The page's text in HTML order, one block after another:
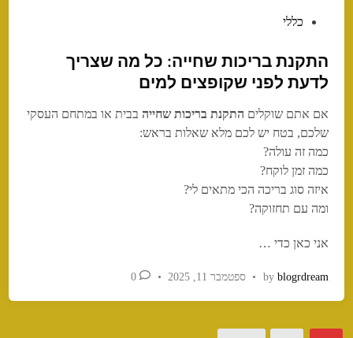
s
t
d
i
n
כללי
התקנת בריכות שחייה: כל מה שצריך
לדעת לפני שקופצים למים
אם אתם שוקלים התקנת בריכות שחייה בבית או במתחם העסקי
שלכם, בטח יש לכם מלא שאלות בראש:
כמה זה עולה?
כמה זמן לוקח?
איזה סוג בריכה הכי מתאים לי?
ומה עם תחזוקה?
אני כאן כדי …
by blogrdream
• ספטמבר 11, 2025 •
0